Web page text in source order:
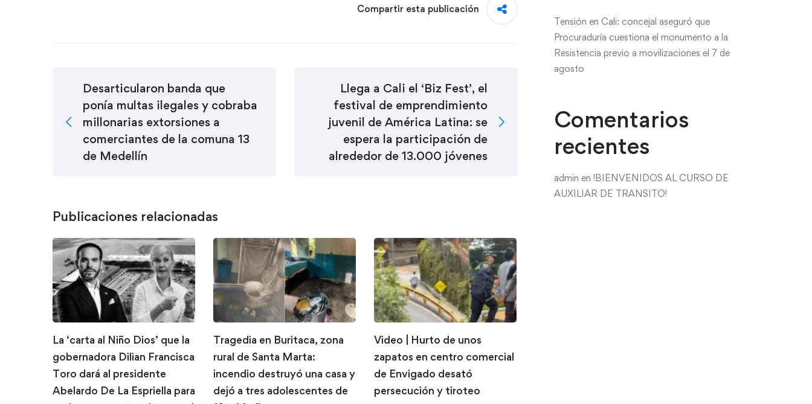
Compartir esta publicación
Desarticularon banda que
ponía multas ilegales y cobraba
millonarias extorsiones a
comerciantes de la comuna 13
de Medellín
Llega a Cali el ‘Biz Fest’, el
festival de emprendimiento
juvenil de América Latina: se
espera la participación de
alrededor de 13.000 jóvenes
Publicaciones relacionadas
La ‘carta al Niño Dios’ que la
gobernadora Dilian Francisca
Toro dará al presidente
Abelardo De La Espriella para
Tragedia en Buritaca, zona
rural de Santa Marta:
incendio destruyó una casa y
dejó a tres adolescentes de
Video | Hurto de unos
zapatos en centro comercial
de Envigado desató
persecución y tiroteo
Tensión en Cali: concejal aseguró que
Procuraduría cuestiona el monumento a la
Resistencia previo a movilizaciones el 7 de
agosto
Comentarios
recientes
admin en !BIENVENIDOS AL CURSO DE
AUXILIAR DE TRANSITO!